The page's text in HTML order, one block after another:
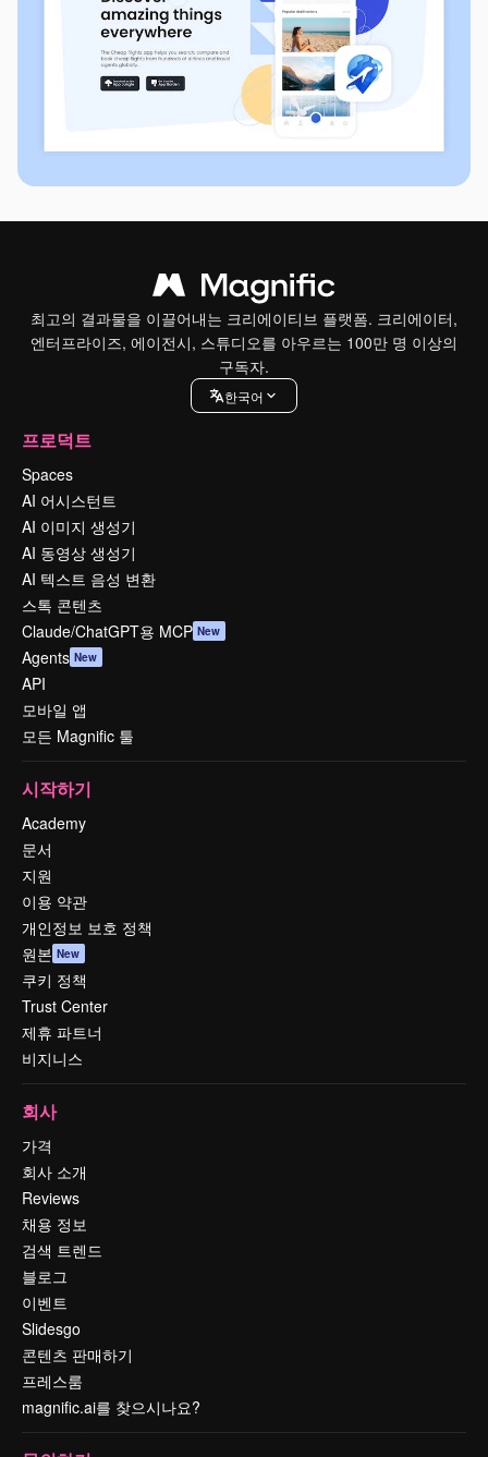
최고의 결과물을 이끌어내는 크리에이티브 플랫폼. 크리에이터,
엔터프라이즈, 에이전시, 스튜디오를 아우르는 100만 명 이상의
구독자.
한국어
프로덕트
Spaces
AI 어시스턴트
AI 이미지 생성기
AI 동영상 생성기
AI 텍스트 음성 변환
스톡 콘텐츠
Claude/ChatGPT용 MCP New
Agents New
API
모바일 앱
모든 Magnific 툴
시작하기
Academy
문서
지원
이용 약관
개인정보 보호 정책
원본 New
쿠키 정책
Trust Center
제휴 파트너
비지니스
회사
가격
회사 소개
Reviews
채용 정보
검색 트렌드
블로그
이벤트
Slidesgo
콘텐츠 판매하기
프레스룸
magnific.ai를 찾으시나요?